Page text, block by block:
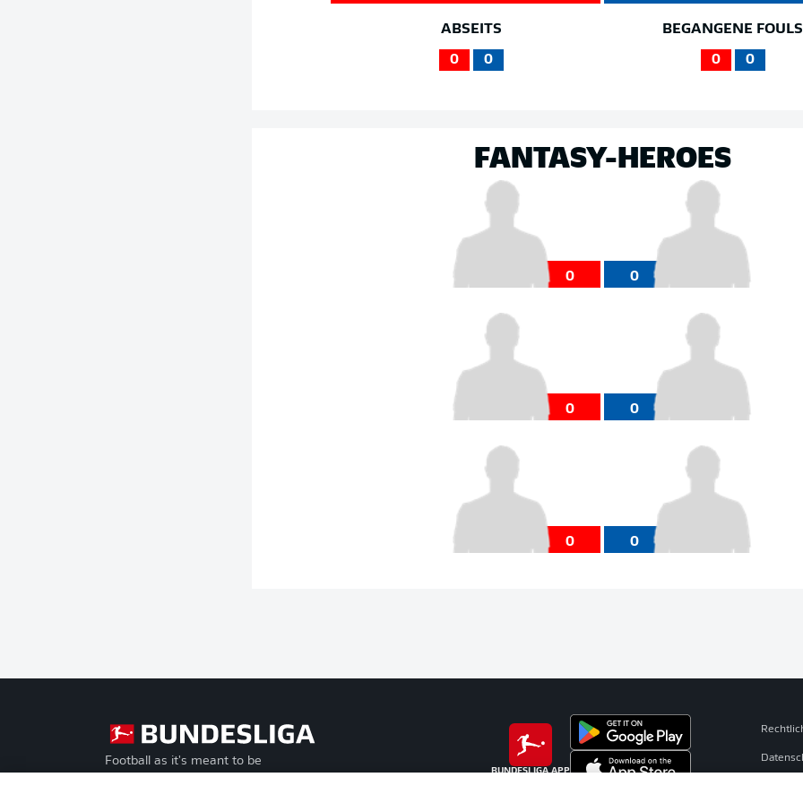
ABSEITS
0 0
BEGANGENE FOULS
0 0
FANTASY-HEROES
0 0
0 0
0 0
Football as it's meant to be
BUNDESLIGA APP